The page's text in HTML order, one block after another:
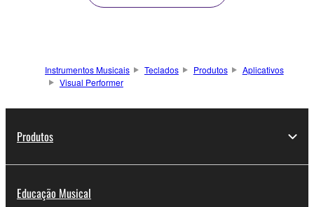
Instrumentos Musicais Teclados Produtos
Aplicativos
Visual Performer
Produtos
Educação Musical